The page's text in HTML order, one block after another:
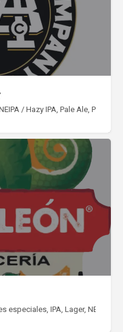
/ Hazy IPA, Pale Ale, Porter,
IPA, Lager, NEIPA /